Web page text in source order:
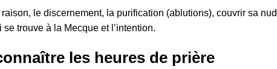
raison, le discernement, la purification (ablutions), couvrir sa
se trouve à la Mecque et l’intention.
les heures de prière